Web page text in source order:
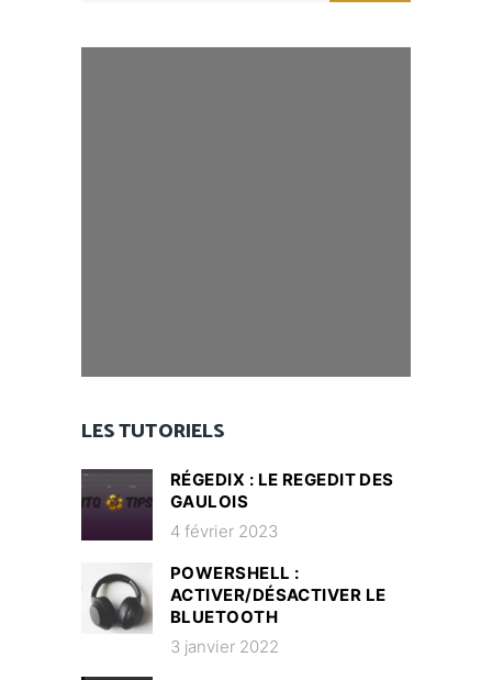
LES TUTORIELS
RÉGEDIX : LE REGEDIT DES
GAULOIS
4 février 2023
POWERSHELL :
ACTIVER/DÉSACTIVER LE
BLUETOOTH
3 janvier 2022